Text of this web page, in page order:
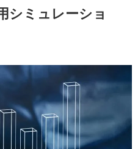
シミュレーショ